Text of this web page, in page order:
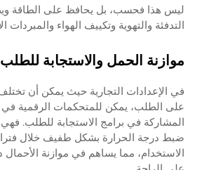
ليس هذا فحسب، بل يحافظ على الطاقة
التدفئة والتهوية وتكييف الهواء والمبردات
موازنة الحمل والاستجابة للطلب
في الإعدادات التجارية حيث يمكن أن
على الطلب، يمكن للمتحكمات الرقمية في
المشاركة في برامج الاستجابة للطلب.
ضبط درجة الحرارة بشكل طفيف خلال
الاستخدام، مما يساهم في موازنة الأحمال